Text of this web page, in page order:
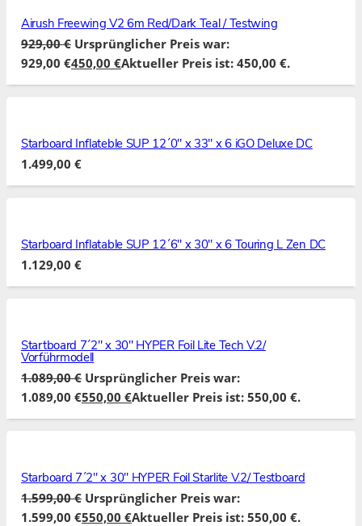
Airush Freewing V2 6m Red/Dark Teal / Testwing
929,00€ Ursprünglicher Preis war:
929,00 €450,00 €Aktueller Preis ist: 450,00 €.
Starboard Inflateble SUP 12´0″ x 33″ x 6 iGO Deluxe DC
1.499,00 €
Starboard Inflatable SUP 12´6″ x 30″ x 6 Touring L Zen DC
1.129,00 €
Startboard 7´2″ x 30″ HYPER Foil Lite Tech V.2/
Vorführmodell
1.089,00€ Ursprünglicher Preis war:
1.089,00 €550,00 €Aktueller Preis ist: 550,00 €.
Starboard 7´2″ x 30″ HYPER Foil Starlite V.2/ Testboard
1.599,00€ Ursprünglicher Preis war:
1.599,00 €550,00 €Aktueller Preis ist: 550,00 €.